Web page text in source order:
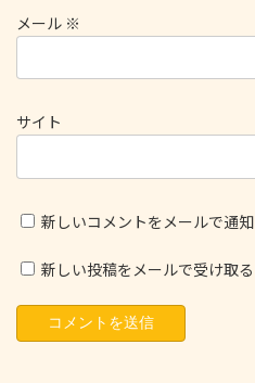
メール ※
サイト
新しいコメントをメールで通知
新しい投稿をメールで受け取る